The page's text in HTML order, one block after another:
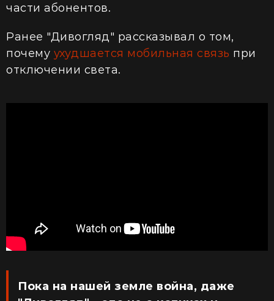
части абонентов.
Ранее "Дивогляд" рассказывал о том,
почему ухудшается мобильная связь при
отключении света.
Пока на нашей земле война, даже